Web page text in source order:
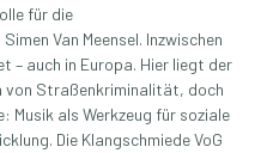
für die
Van Meensel. Inzwischen
auch in Europa. Hier liegt der
von Straßenkriminalität, doch
Musik als Werkzeug für soziale
Die Klangschmiede VoG